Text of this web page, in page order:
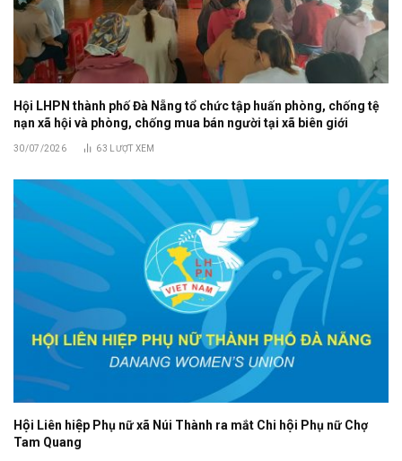
Hội LHPN thành phố Đà Nẵng tổ chức tập huấn phòng, chống tệ
nạn xã hội và phòng, chống mua bán người tại xã biên giới
30/07/2026 63 LƯỢT XEM
Hội Liên hiệp Phụ nữ xã Núi Thành ra mắt Chi hội Phụ nữ Chợ
Tam Quang